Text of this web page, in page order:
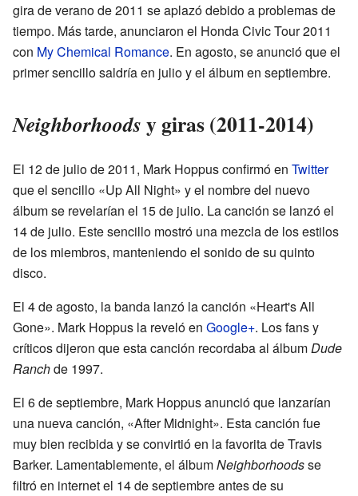
gira de verano de 2011 se aplazó debido a problemas de
tiempo. Más tarde, anunciaron el Honda Civic Tour 2011
con My Chemical Romance. En agosto, se anunció que el
primer sencillo saldría en julio y el álbum en septiembre.
Neighborhoodsy giras (2011-2014)
El 12 de julio de 2011, Mark Hoppus confirmó en Twitter
que el sencillo «Up All Night» y el nombre del nuevo
álbum se revelarían el 15 de julio. La canción se lanzó el
14 de julio. Este sencillo mostró una mezcla de los estilos
de los miembros, manteniendo el sonido de su quinto
disco.
El 4 de agosto, la banda lanzó la canción «Heart's All
Gone». Mark Hoppus la reveló en Google+. Los fans y
críticos dijeron que esta canción recordaba al álbumDude
Ranchde 1997.
El 6 de septiembre, Mark Hoppus anunció que lanzarían
una nueva canción, «After Midnight». Esta canción fue
muy bien recibida y se convirtió en la favorita de Travis
Barker. Lamentablemente, el álbumNeighborhoodsse
filtró en internet el 14 de septiembre antes de su